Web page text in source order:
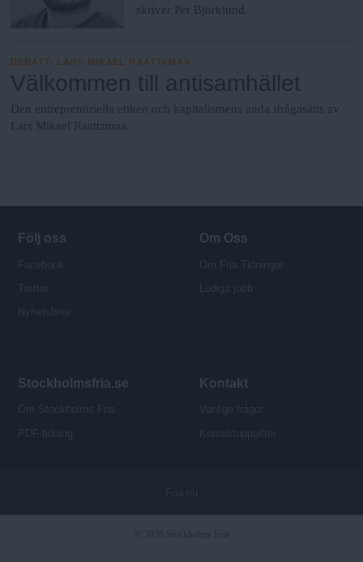
skriver Per Björklund.
DEBATT: LARS MIKAEL RAATTAMAA
Välkommen till antisamhället
Den entreprenöriella etiken och kapitalismens anda ifrågasätts av
Lars Mikael Raattamaa.
Följ oss Om Oss
Stockholmsfria.se Kontakt